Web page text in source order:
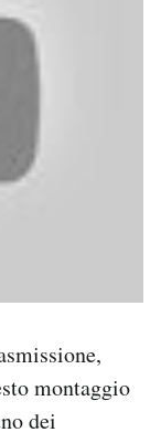
montaggio
dei